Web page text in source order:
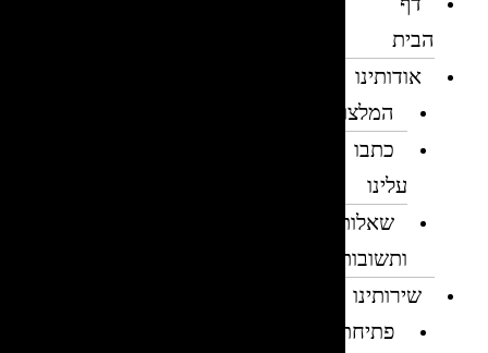
הבית
אודותינו
המלצות
כתבו
עלינו
שאלות
ותשובות
שירותינו
פתיחת